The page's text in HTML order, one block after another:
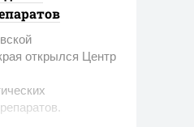
открылся Центр